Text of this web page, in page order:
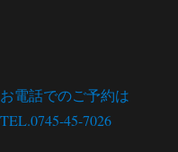
お電話でのご予約は
TEL.0745-45-7026